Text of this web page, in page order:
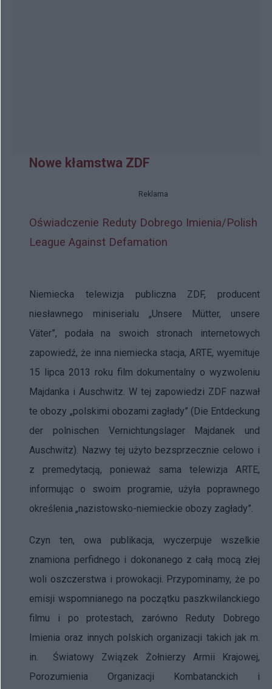
Nowe kłamstwa ZDF
Reklama
Oświadczenie Reduty Dobrego Imienia/Polish
League Against Defamation
Niemiecka telewizja publiczna ZDF, producent
niesławnego miniserialu „Unsere Mütter, unsere
Väter”, podała na swoich stronach internetowych
zapowiedź, że inna niemiecka stacja, ARTE, wyemituje
15 lipca 2013 roku film dokumentalny o wyzwoleniu
Majdanka i Auschwitz. W tej zapowiedzi ZDF nazwał
te obozy „polskimi obozami zagłady” (Die Entdeckung
der polnischen Vernichtungslager Majdanek und
Auschwitz). Nazwy tej użyto bezsprzecznie celowo i
z premedytacją, ponieważ sama telewizja ARTE,
informując o swoim programie, użyła poprawnego
określenia „nazistowsko-niemieckie obozy zagłady”.
Czyn ten, owa publikacja, wyczerpuje wszelkie
znamiona perfidnego i dokonanego z całą mocą złej
woli oszczerstwa i prowokacji. Przypominamy, że po
emisji wspomnianego na początku paszkwilanckiego
filmu i po protestach, zarówno Reduty Dobrego
Imienia oraz innych polskich organizacji takich jak m.
in. Światowy Związek Żołnierzy Armii Krajowej,
Porozumienia Organizacji Kombatanckich i